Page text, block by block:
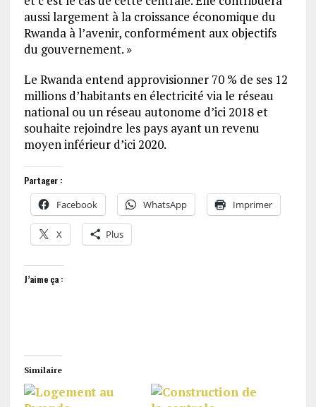
aussi largement à la croissance économique du
Rwanda à l’avenir, conformément aux objectifs
du gouvernement. »
Le Rwanda entend approvisionner 70 % de ses 12
millions d’habitants en électricité via le réseau
national ou un réseau autonome d’ici 2018 et
souhaite rejoindre les pays ayant un revenu
moyen inférieur d’ici 2020.
Partager :
Facebook WhatsApp Imprimer
X Plus
J’aime ça :
Similaire